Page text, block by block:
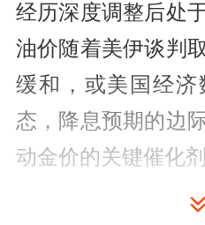
经历深度调整后处
油价随着美伊谈判
缓和，或美国经
态，降息预期的边
动金价的关键催化剂
展望后市，支撑黄